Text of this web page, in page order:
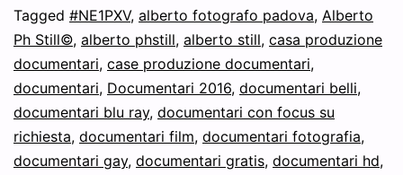
Tagged #NE1PXV, alberto fotografo padova, Alberto
Ph Still©, alberto phstill, alberto still, casa produzione
documentari, case produzione documentari,
documentari, Documentari 2016, documentari belli,
documentari blu ray, documentari con focus su
richiesta, documentari film, documentari fotografia,
documentari gay, documentari gratis, documentari hd,